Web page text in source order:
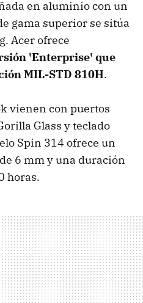
en aluminio con un
gama superior se sitúa
Acer ofrece
'Enterprise' que
MIL-STD 810H.
vienen con puertos
Glass y teclado
Spin 314 ofrece un
6 mm y una duración
horas.